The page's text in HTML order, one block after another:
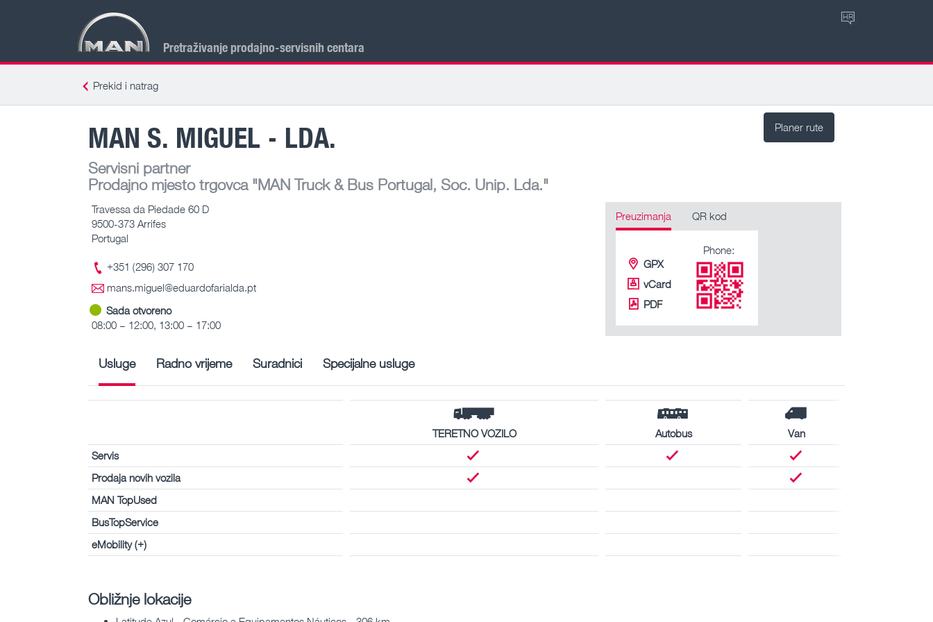
Pretraživanje prodajno-servisnih centara
HR
Prekid i natrag
Planer rute
MAN S. MIGUEL - LDA.
Servisni partner
Prodajno mjesto trgovca"MAN Truck & Bus Portugal, Soc. Unip. Lda."
Travessa da Piedade 60 D
9500-373 Arrifes
Portugal
+351 (296) 307 170
mans.miguel@eduardofarialda.pt
Sada otvoreno
08:00 – 12:00, 13:00 – 17:00
Preuzimanja QR kod
GPX
vCard
PDF
Phone:
Usluge Radno vrijeme Suradnici Specijalne usluge
TERETNO VOZILO Autobus
Van
Servis
Prodaja novih vozila
MAN TopUsed
BusTopService
eMobility (+)
Obližnje lokacije